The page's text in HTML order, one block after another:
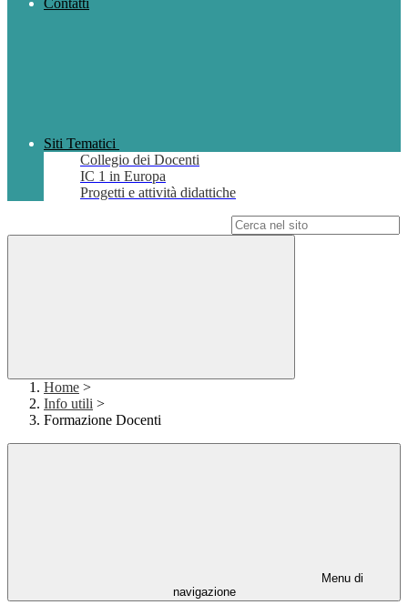
Contatti
Siti Tematici
Collegio dei Docenti
IC 1 in Europa
Progetti e attività didattiche
Home >
Info utili >
Formazione Docenti
Menu di
navigazione